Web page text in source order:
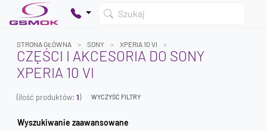
Szukaj
Dodaj produkty, aby kontynuować.
STRONA GŁÓWNA SONY XPERIA 10 VI
CZĘŚCI I AKCESORIA DO SONY
XPERIA 10 VI
(ilość produktów: 1) WYCZYŚĆ FILTRY
Wyszukiwanie zaawansowane